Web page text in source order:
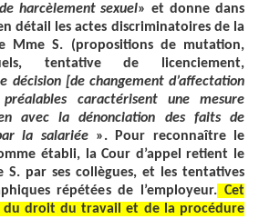
harcèlement sexuel» et donne dans
détail les actes discriminatoires de la
Mme S. (propositions de mutation,
tentative de licenciement,
décision [de changement d’affectation
caractérisent une mesure
avec la dénonciation des faits de
la salariée ». Pour reconnaître le
établi, la Cour d’appel retient le
S. par ses collègues, et les tentatives
répétées de l’employeur. Cet
droit du travail et de la procédure